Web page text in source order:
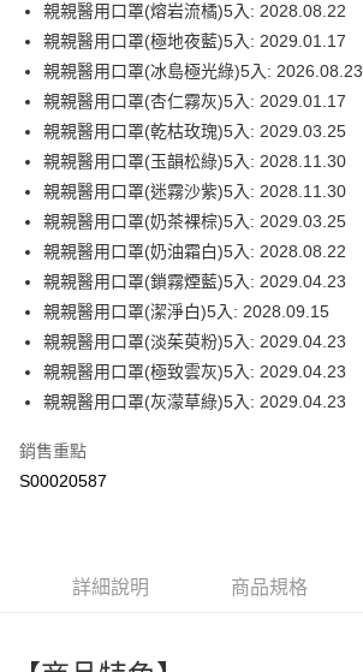
ATM付款
運送方式
全家取貨付款
每筆NT$60，滿NT$499(含以上)免運費
付款後全家取貨
每筆NT$60，滿NT$499(含以上)免運費
萊爾富取貨付款
每筆NT$60，滿NT$499(含以上)免運費
付款後萊爾富取貨
每筆NT$60，滿NT$499(含以上)免運費
7-11取貨付款
每筆NT$60，滿NT$499(含以上)免運費
黑貓宅配
親親醫用口罩(熔岩流橘)5入: 2028.08.22
親親醫用口罩(極地夜藍)5入: 2029.01.17
親親醫用口罩(冰島極光綠)5入: 2026.08.23
親親醫用口罩(杏仁霧灰)5入: 2029.01.17
親親醫用口罩(乾枯玫瑰)5入: 2029.03.25
親親醫用口罩(玉韻松綠)5入: 2028.11.30
親親醫用口罩(迷霧沙紫)5入: 2028.11.30
親親醫用口罩(奶茶裸棕)5入: 2029.03.25
親親醫用口罩(奶油霜白)5入: 2028.08.22
親親醫用口罩(鎖霧煙藍)5入: 2029.04.23
親親醫用口罩(潔淨白)5入: 2028.09.15
親親醫用口罩(淡茱萸粉)5入: 2029.04.23
親親醫用口罩(極致雲灰)5入: 2029.04.23
親親醫用口罩(灰濛草綠)5入: 2029.04.23
銷售重點
S00020587
詳細說明 商品規格